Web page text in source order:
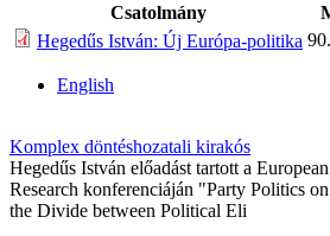
Csatolmány
Hegedűs István: Új Európa-politika
English
Komplex döntéshozatali kirakós
Hegedűs István előadást tartott a
Research konferenciáján "Party Politics
the Divide between Political Eli